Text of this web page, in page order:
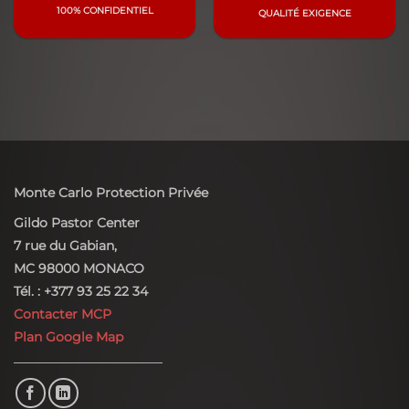
100% CONFIDENTIEL QUALITÉ EXIGENCE
Monte Carlo Protection Privée
Gildo Pastor Center
7 rue du Gabian,
MC 98000 MONACO
Tél. : +377 93 25 22 34
Contacter MCP
Plan Google Map